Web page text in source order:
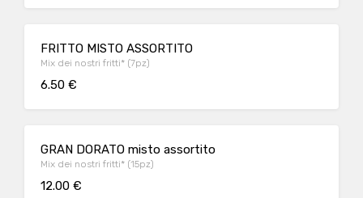
FRITTO MISTO ASSORTITO
Mix dei nostri fritti* (7pz)
6.50 €
GRAN DORATO misto assortito
Mix dei nostri fritti* (15pz)
12.00 €